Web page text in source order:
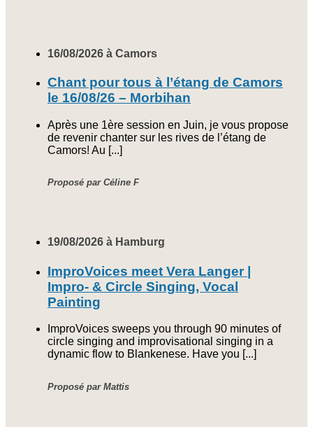
16/08/2026 à Camors
Chant pour tous à l’étang de Camors
le 16/08/26 – Morbihan
Après une 1ère session en Juin, je vous propose
de revenir chanter sur les rives de l’étang de
Camors! Au [...]
Proposé par Céline F
19/08/2026 à Hamburg
ImproVoices meet Vera Langer |
Impro- & Circle Singing, Vocal
Painting
ImproVoices sweeps you through 90 minutes of
circle singing and improvisational singing in a
dynamic flow to Blankenese. Have you [...]
Proposé par Mattis